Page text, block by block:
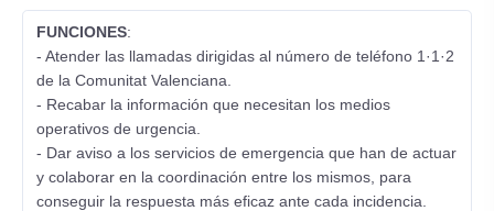
FUNCIONES:
- Atender las llamadas dirigidas al número de teléfono 1·1·2
de la Comunitat Valenciana.
- Recabar la información que necesitan los medios
operativos de urgencia.
- Dar aviso a los servicios de emergencia que han de actuar
y colaborar en la coordinación entre los mismos, para
conseguir la respuesta más eficaz ante cada incidencia.